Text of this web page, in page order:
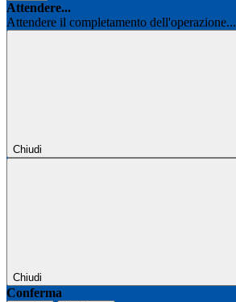
Attendere...
Attendere il completamento dell'operazione...
Chiudi
Chiudi
Conferma